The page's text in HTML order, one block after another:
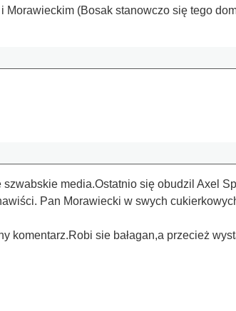
(Bosak stanowczo się tego
media.Ostatnio się obudzil Axel
Pan Morawiecki w swych
sie bałagan,a przecież